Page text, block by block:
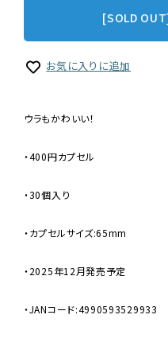
[SOLD
お気に入りに追加
ウラもかわいい！
・400円カプセル
・30個入り
・カプセルサイズ:65mm
・2025年12月発売予定
・JANコード:4990593529933